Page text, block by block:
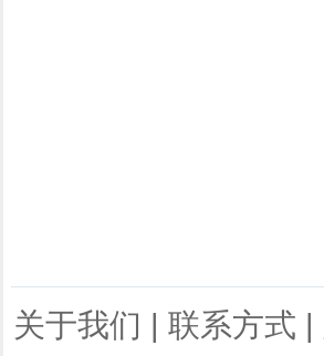
关于我们 | 联系方式 |